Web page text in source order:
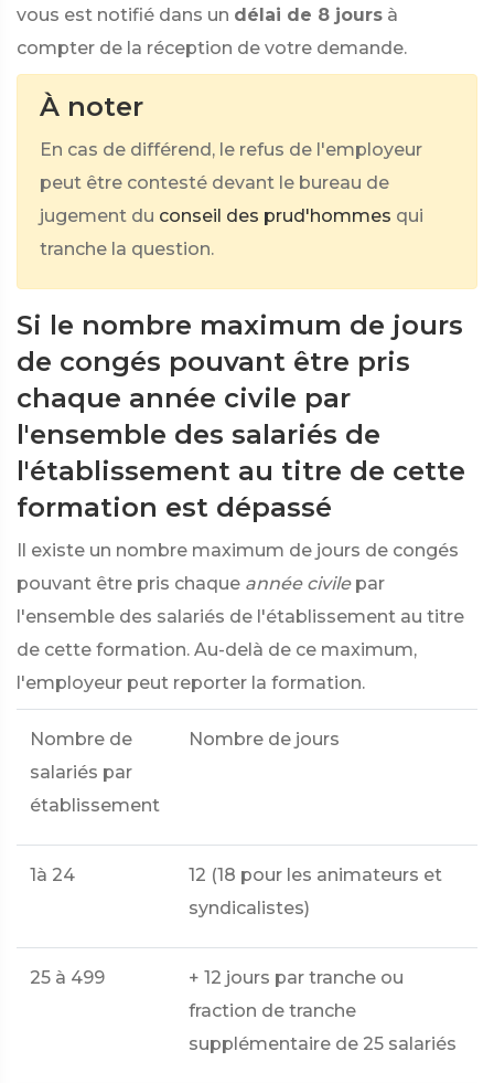
vous est notifié dans un délai de 8 jours à
compter de la réception de votre demande.
À noter
En cas de différend, le refus de l'employeur
peut être contesté devant le bureau de
jugement du conseil des prud'hommes qui
tranche la question.
Si le nombre maximum de jours
de congés pouvant être pris
chaque année civile par
l'ensemble des salariés de
l'établissement au titre de cette
formation est dépassé
Il existe un nombre maximum de jours de congés
pouvant être pris chaque année civile par
l'ensemble des salariés de l'établissement au titre
de cette formation. Au-delà de ce maximum,
l'employeur peut reporter la formation.
Nombre de
salariés par
établissement
Nombre de jours
1à 24
12 (18 pour les animateurs et
syndicalistes)
25 à 499
+ 12 jours par tranche ou
fraction de tranche
supplémentaire de 25 salariés